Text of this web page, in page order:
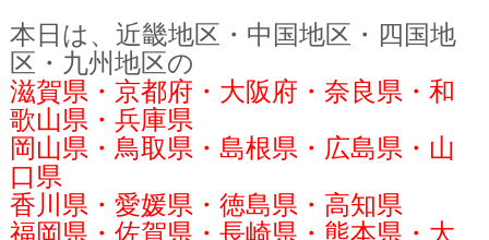
本日は、近畿地区・中国地区・ 四国地
区・九州地区の
滋賀県・京都府・大阪府・奈良県・和
歌山県・兵庫県
岡山県・鳥取県・島根県・広島県・山
口県
香川県・愛媛県・徳島県・高知県
福岡県・佐賀県・長崎県・熊本県・大